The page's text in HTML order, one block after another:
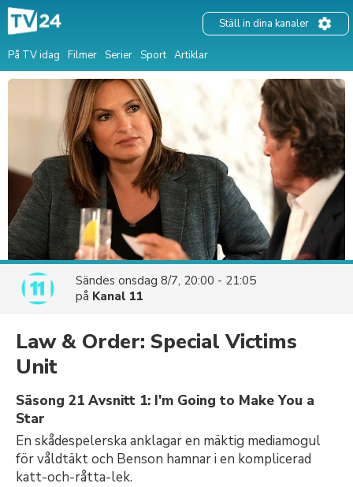
På TV idag Filmer Serier Sport Artiklar
Ställ in dina kanaler
Sändes onsdag 8/7, 20:00 - 21:05
på Kanal 11
Law & Order: Special Victims
Unit
Säsong 21 Avsnitt 1: I'm Going to Make You a
Star
En skådespelerska anklagar en mäktig mediamogul
för våldtäkt och Benson hamnar i en komplicerad
katt-och-råtta-lek.